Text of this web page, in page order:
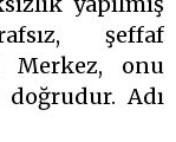
şeffaf
Merkez, onu
Adı